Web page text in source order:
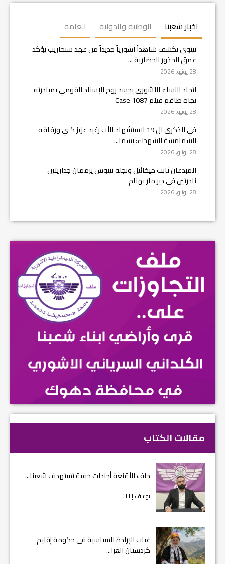
اخبار شعبنا الوطنية والدولية العامة
نينوى تكشف شاهداً آشورياً جديداً من عهد سنحاريب يؤكد
عمق الجذور الحضارية ...
28 يونيو, 2026
اتحاد النساء الآشوري يجسد روح الإسناد القومي بمبادرته
تجاه طاقم فيلم Case 1087
28 يونيو, 2026
في الذكرى ال 19 لاستشهاد الأب رغيد عزيز كني ورفاقه
الشمامسة الشهداء: بسما...
28 يونيو, 2026
المبدعان ثابت ميخائيل ونجله نينوس يرممان جداريتين
نادرتين في دير مار بهنام
28 يونيو, 2026
مقالات الكتاب
خلف الأقنعة أجندات خفية تستهدف شعبنا...
يوسف إيليا
غياب الإرادة السياسية في حكومة إقليم
كردستان العرا...